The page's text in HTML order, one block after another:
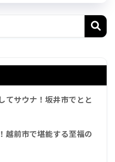
てサウナ！坂井市でとと
越前市で堪能する至福の